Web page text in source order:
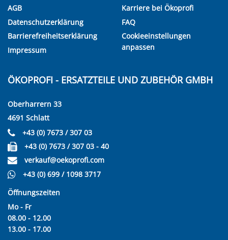
AGB
Datenschutzerklärung
Barrierefreiheitserklärung
Impressum
Karriere bei Ökoprofi
FAQ
Cookieeinstellungen
anpassen
ÖKOPROFI - ERSATZTEILE UND ZUBEHÖR GMBH
Oberharrern 33
4691 Schlatt
+43 (0) 7673 / 307 03
+43 (0) 7673 / 307 03 - 40
verkauf@oekoprofi.com
+43 (0) 699 / 1098 3717
Öffnungszeiten
Mo - Fr
08.00 - 12.00
13.00 - 17.00